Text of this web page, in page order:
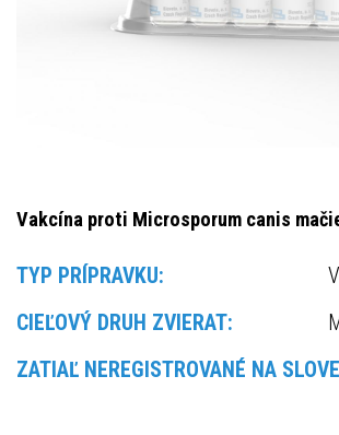
Vakcína proti Microsporum canis
TYP PRÍPRAVKU:
CIEĽOVÝ DRUH ZVIERAT:
ZATIAĽ NEREGISTROVANÉ NA